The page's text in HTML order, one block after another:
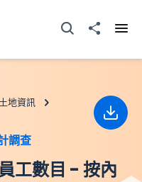
打開搜尋器分享至
地資訊
調查
工數目 - 按內
下載